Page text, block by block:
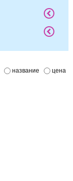
название цена